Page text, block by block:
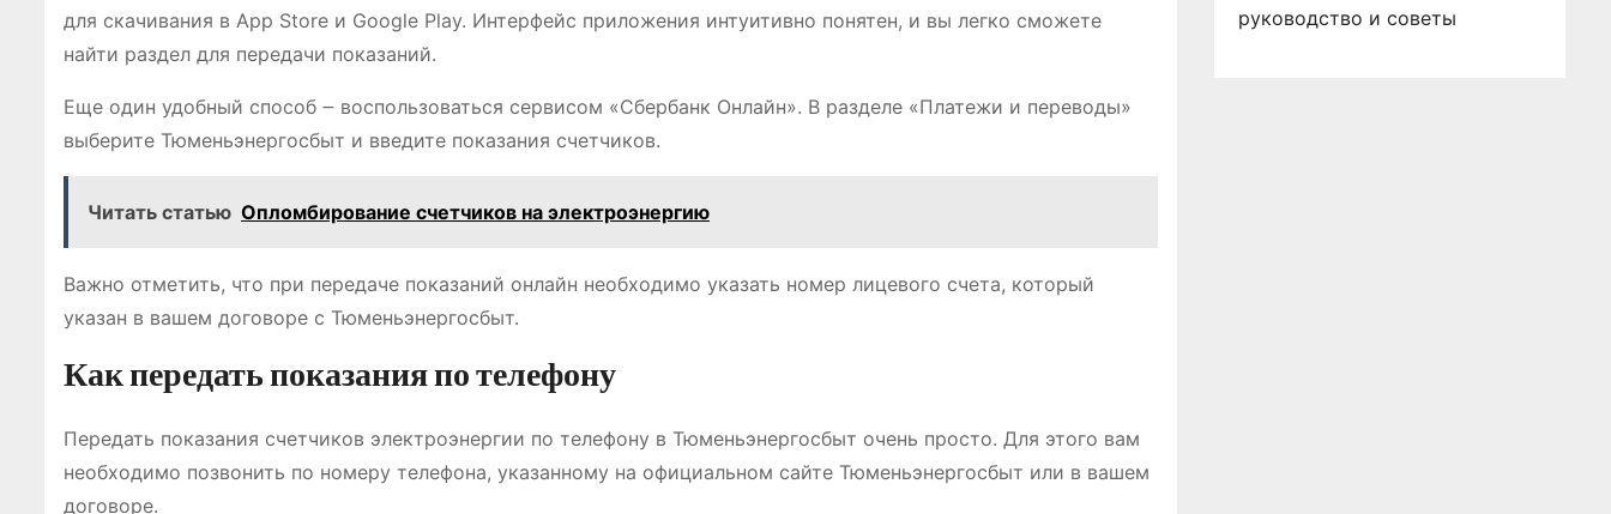
для скачивания в App Store и Google Play. Интерфейс приложения интуитивно понятен, и вы легко сможете
найти раздел для передачи показаний.
Еще один удобный способ ౼ воспользоваться сервисом «Сбербанк Онлайн». В разделе «Платежи и переводы»
выберите Тюменьэнергосбыт и введите показания счетчиков.
Читать статью Опломбирование счетчиков на электроэнергию
Важно отметить, что при передаче показаний онлайн необходимо указать номер лицевого счета, который
указан в вашем договоре с Тюменьэнергосбыт.
Как передать показания по телефону
Передать показания счетчиков электроэнергии по телефону в Тюменьэнергосбыт очень просто. Для этого вам
необходимо позвонить по номеру телефона, указанному на официальном сайте Тюменьэнергосбыт или в вашем
договоре.
руководство и советы